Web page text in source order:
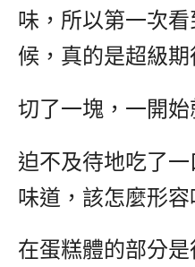
味，所以第一次
候，真的是超級期
切了一塊，一開始
迫不及待地吃了
味道，該怎麼形容
在蛋糕體的部分